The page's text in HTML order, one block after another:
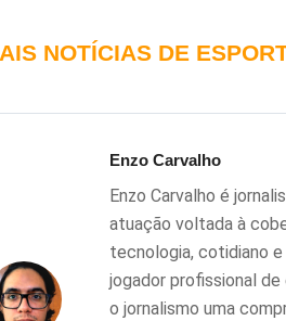
NOTÍCIAS DE
Enzo Carvalho
Enzo Carvalho é
atuação voltada à
tecnologia, cotidiano
jogador profissional
o jornalismo uma